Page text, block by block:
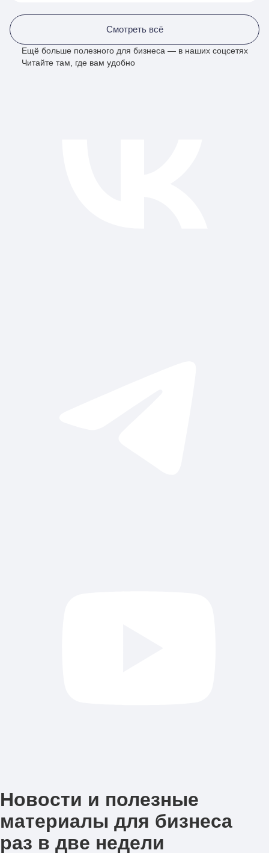
Смотреть всё
Ещё больше полезного для бизнеса — в наших соцсетях
Читайте там, где вам удобно
Новости и полезные
материалы для бизнеса
раз в две недели